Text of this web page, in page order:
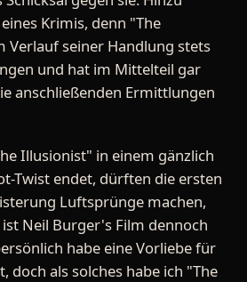
Krimis, denn "The
seiner Handlung stets
und hat im Mittelteil gar
anschließenden Ermittlungen
Illusionist" in einem gänzlich
Twist endet, dürften die ersten
Luftsprünge machen,
Neil Burger's Film dennoch
habe eine Vorliebe für
doch als solches habe ich "The